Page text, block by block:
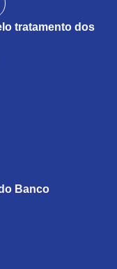
tratamento dos
Banco